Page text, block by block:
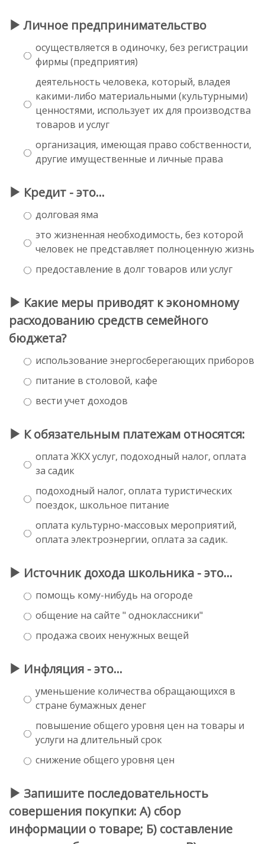
Личное предпринимательство
осуществляется в одиночку, без регистрации
фирмы (предприятия)
деятельность человека, который, владея
какими-либо материальными (культурными)
ценностями, использует их для производства
товаров и услуг
организация, имеющая право собственности,
другие имущественные и личные права
Кредит - это…
долговая яма
это жизненная необходимость, без которой
человек не представляет полноценную жизнь
предоставление в долг товаров или услуг
Какие меры приводят к экономному
расходованию средств семейного
бюджета?
использование энергосберегающих приборов
питание в столовой, кафе
вести учет доходов
К обязательным платежам относятся:
оплата ЖКХ услуг, подоходный налог, оплата
за садик
подоходный налог, оплата туристических
поездок, школьное питание
оплата культурно-массовых мероприятий,
оплата электроэнергии, оплата за садик.
Источник дохода школьника - это…
помощь кому-нибудь на огороде
общение на сайте " одноклассники"
продажа своих ненужных вещей
Инфляция - это…
уменьшение количества обращающихся в
стране бумажных денег
повышение общего уровня цен на товары и
услуги на длительный срок
снижение общего уровня цен
Запишите последовательность
совершения покупки: А) сбор
информации о товаре; Б) составление